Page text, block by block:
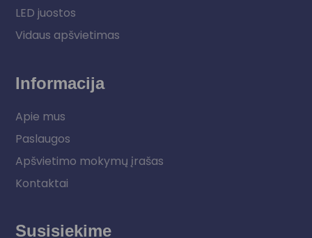
LED juostos
Vidaus apšvietimas
Informacija
Apie mus
Paslaugos
Apšvietimo mokymų įrašas
Kontaktai
Susisiekime